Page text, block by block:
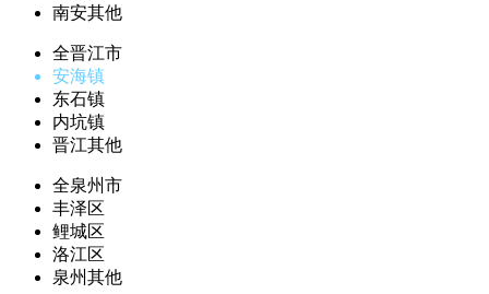
南安其他
全晋江市
安海镇
东石镇
内坑镇
晋江其他
全泉州市
丰泽区
鲤城区
洛江区
泉州其他